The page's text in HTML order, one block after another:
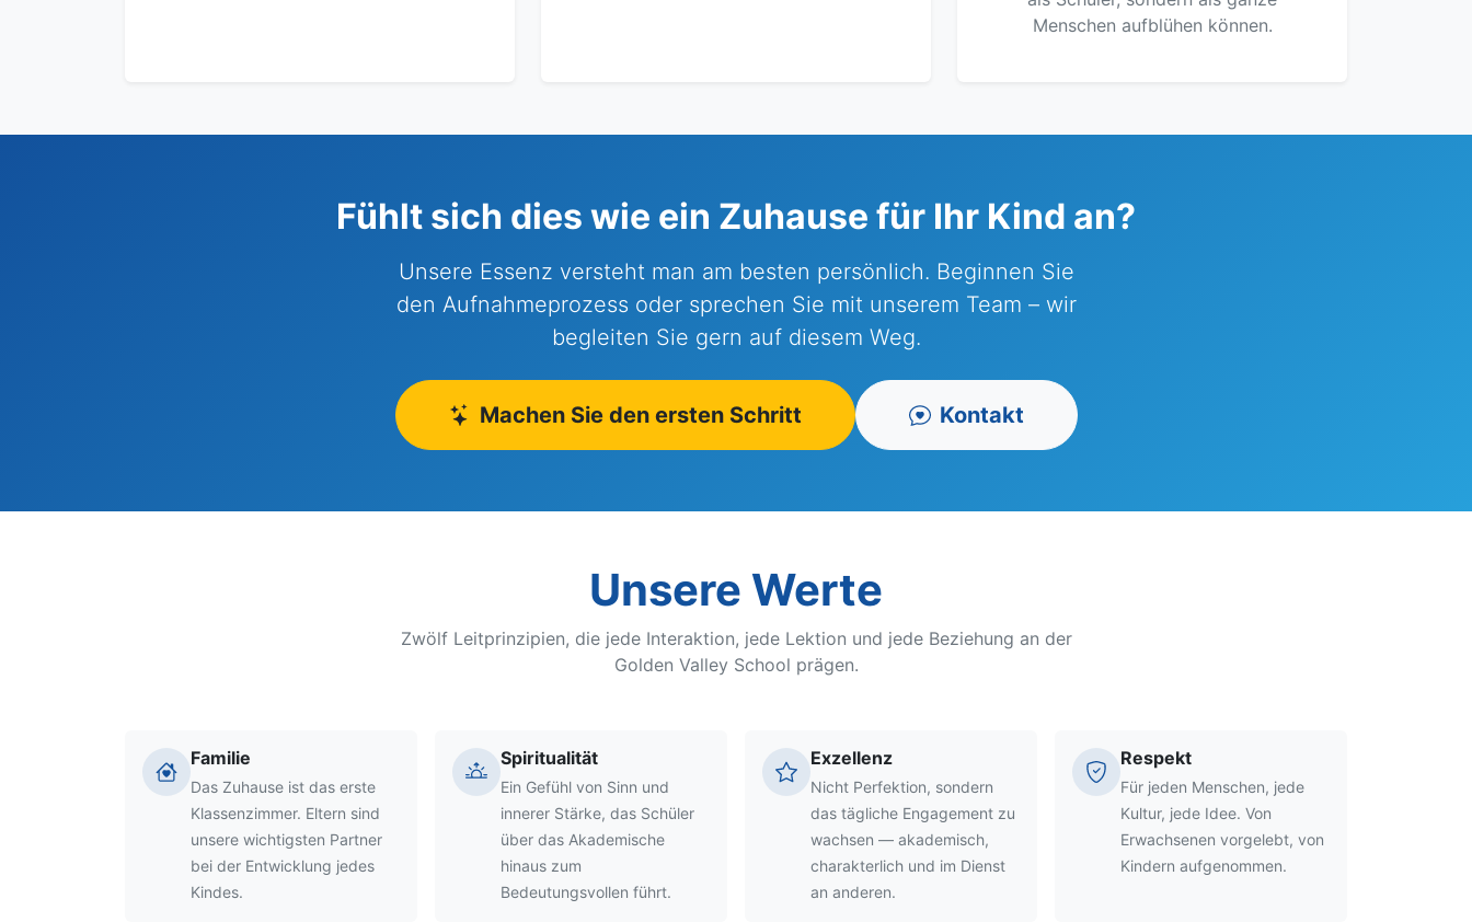
Menschen aufblühen können.
Fühlt sich dies wie ein Zuhause für Ihr Kind an?
Unsere Essenz versteht man am besten persönlich. Beginnen Sie
den Aufnahmeprozess oder sprechen Sie mit unserem Team – wir
begleiten Sie gern auf diesem Weg.
Machen Sie den ersten Schritt Kontakt
Unsere Werte
Zwölf Leitprinzipien, die jede Interaktion, jede Lektion und jede Beziehung an der
Golden Valley School prägen.
Familie
Das Zuhause ist das erste
Klassenzimmer. Eltern sind
unsere wichtigsten Partner
bei der Entwicklung jedes
Kindes.
Spiritualität
Ein Gefühl von Sinn und
innerer Stärke, das Schüler
über das Akademische
hinaus zum
Bedeutungsvollen führt.
Exzellenz
Nicht Perfektion, sondern
das tägliche Engagement zu
wachsen — akademisch,
charakterlich und im Dienst
an anderen.
Respekt
Für jeden Menschen, jede
Kultur, jede Idee. Von
Erwachsenen vorgelebt, von
Kindern aufgenommen.